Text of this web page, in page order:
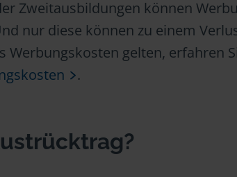
Zweitausbildungen können
nur diese können zu einem
Werbungskosten gelten, erfahren
.